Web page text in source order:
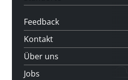
Feedback
Kontakt
Über uns
Jobs